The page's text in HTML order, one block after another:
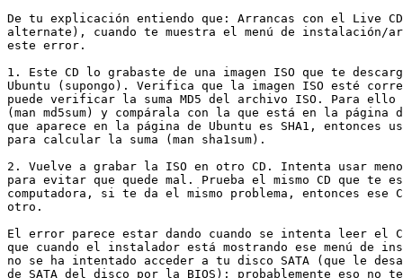
De tu explicación entiendo que: Arrancas con el Live
alternate), cuando te muestra el menú de instalación/
este error.
1. Este CD lo grabaste de una imagen ISO que te
Ubuntu (supongo). Verifica que la imagen ISO esté
puede verificar la suma MD5 del archivo ISO. Para ello
(man md5sum) y compárala con la que está en la
que aparece en la página de Ubuntu es SHA1, entonces
para calcular la suma (man sha1sum).
2. Vuelve a grabar la ISO en otro CD. Intenta usar
para evitar que quede mal. Prueba el mismo CD que
computadora, si te da el mismo problema, entonces ese
otro.
El error parece estar dando cuando se intenta leer el
que cuando el instalador está mostrando ese menú de
no se ha intentado acceder a tu disco SATA (que le
de SATA del disco por la BIOS); probablemente eso no